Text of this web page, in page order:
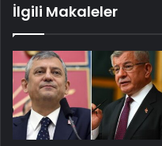
İlgili Makaleler